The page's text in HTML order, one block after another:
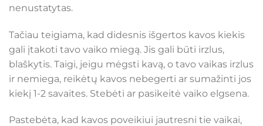
nenustatytas.
Tačiau teigiama, kad didesnis išgertos kavos kiekis
gali įtakoti tavo vaiko miegą. Jis gali būti irzlus,
blaškytis. Taigi, jeigu mėgsti kavą, o tavo vaikas irzlus
ir nemiega, reikėtų kavos nebegerti ar sumažinti jos
kiekį 1-2 savaites. Stebėti ar pasikeitė vaiko elgsena.
Pastebėta, kad kavos poveikiui jautresni tie vaikai,